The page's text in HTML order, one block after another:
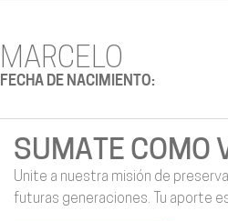
MARCELO
FECHA DE NACIMIENTO:
SUMATE COMO
Unite a nuestra misión de
futuras generaciones. Tu aporte